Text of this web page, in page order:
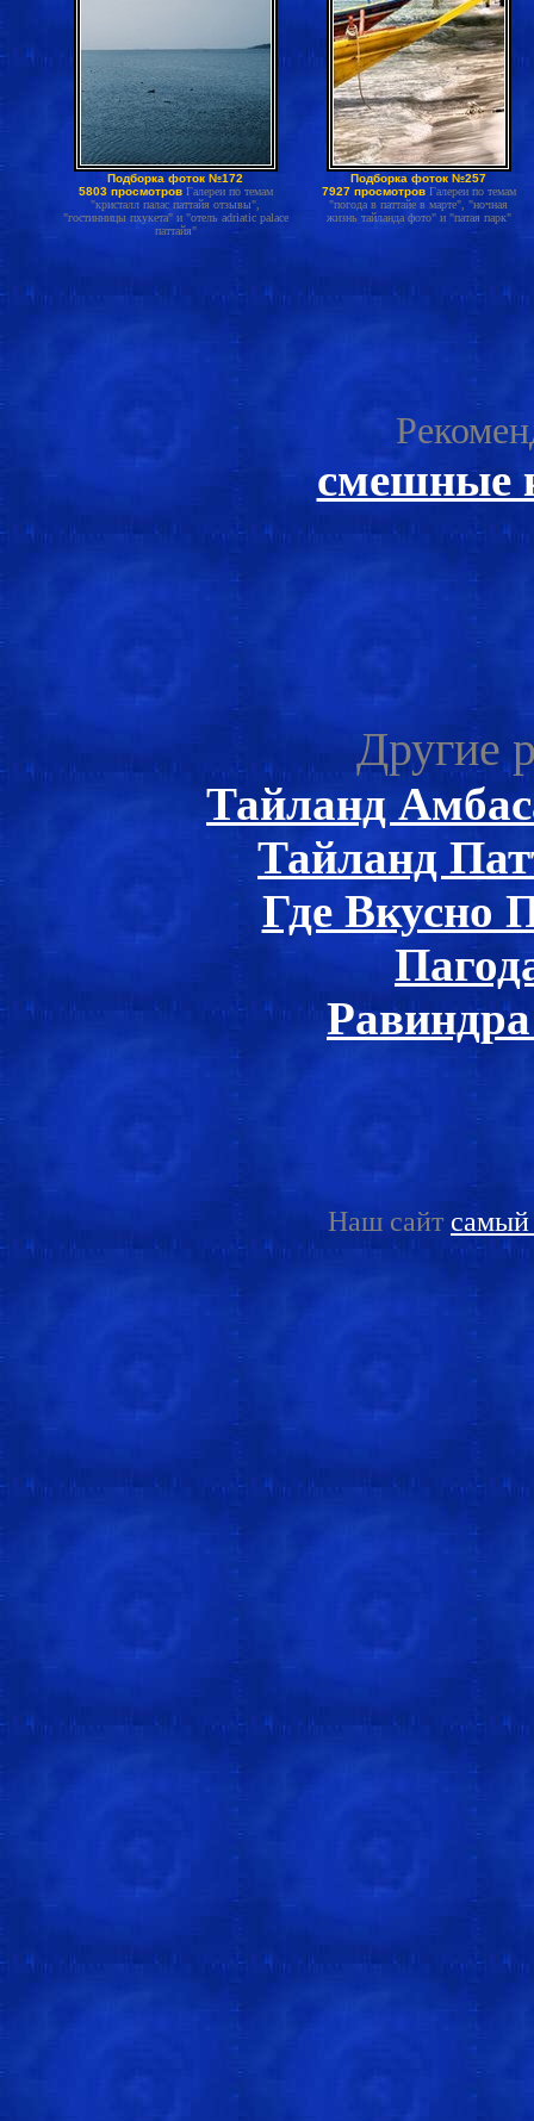
Подборка фоток №172
5803 просмотров Галереи по темам
"кристалл палас паттайя отзывы",
"гостинницы пхукета" и "отель adriatic palace
паттайя"
Подборка фоток №257
7927 просмотров Галереи по темам
"погода в паттайе в марте", "ночная
жизнь тайланда фото" и "патая парк"
смешные
Другие
Тайланд
Тайланд
Где Вкусно
Наш сайт самый